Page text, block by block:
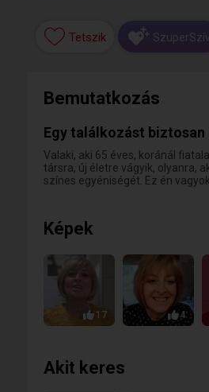
Tetszik SzuperSzív
Bemutatkozás
Egy találkozást biztosan
Valaki, aki 65 éves, koránál
társra, új életre vágyik, olyanra,
színes egyéniségét. Ez én
Képek
17 4
Akit keres